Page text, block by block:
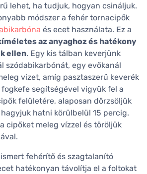
lehet, ha tudjuk, hogyan csináljuk.
módszer a fehér tornacipők
és ecet használata. Ez a
az anyaghoz és hatékony
ellen. Egy kis tálban keverjünk
szódabikarbónát, egy evőkanál
vizet, amíg pasztaszerű keverék
fogkefe segítségével vigyük fel a
felületére, alaposan dörzsöljük
hatni körülbelül 15 percig.
cipőket meleg vízzel és töröljük
fehérítő és szagtalanító
hatékonyan távolítja el a foltokat